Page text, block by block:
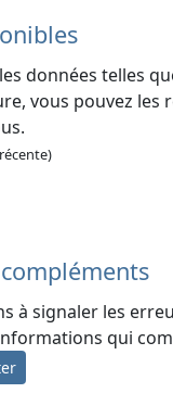
données telles
vous pouvez les
à signaler les
qui